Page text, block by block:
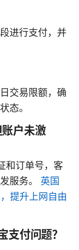
进行支付，并
交易限额，确
态。
户未激
和订单号，客
服务。 英国
提升上网自由
支付问题？